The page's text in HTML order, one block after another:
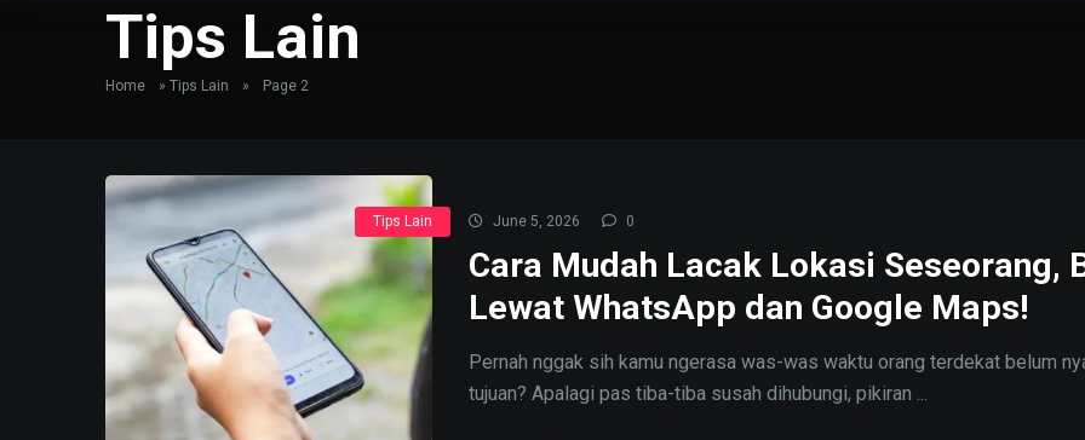
Tips Lain
Home » Tips Lain » Page 2
Tips Lain June 5, 2026 0
Cara Mudah Lacak Lokasi Seseorang,
Lewat WhatsApp dan Google Maps!
Pernah nggak sih kamu ngerasa was-was waktu orang terdekat belum
tujuan? Apalagi pas tiba-tiba susah dihubungi, pikiran ...